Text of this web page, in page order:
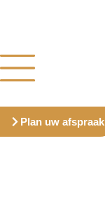
Plan uw afspraak